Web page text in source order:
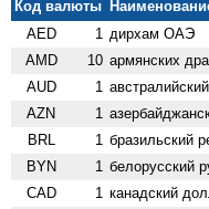
Код валюты
AED
1 дирхам ОАЭ
AMD 10 армянских
AUD 1
AZN 1
BRL 1 бразильский
BYN 1 белорусский
CAD 1 канадский